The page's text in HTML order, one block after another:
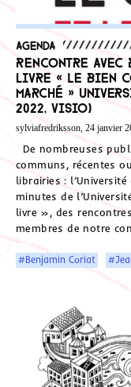
Agenda
Rencontre avec
livre « Le bien
marché »
2022, visio)
sylviafredriksson, 24 janvier
De nombreuses
communs, récentes
librairies :
minutes de
livre », des
membres de notre
#Benjamin Coriat